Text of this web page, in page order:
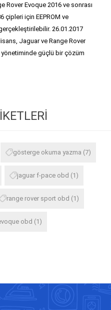
Rover Evoque 2016 ve sonrası
çipleri için EEPROM ve
26.01.2017
Jaguar ve Range Rover
yönetiminde güçlü bir çözüm
gösterge okuma yazma (7)
jaguar f-pace obd (1)
range rover sport obd (1)
obd (1)